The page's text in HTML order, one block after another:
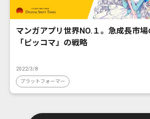
マンガアプリ世界NO.１。急成長市
「ピッコマ」の戦略
2022/3/8
プラットフォーマー